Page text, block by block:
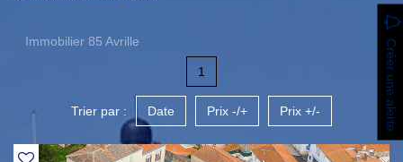
Immobilier 85 Avrille Créer une alerte
1
Trier par : Date Prix -/+ Prix +/-